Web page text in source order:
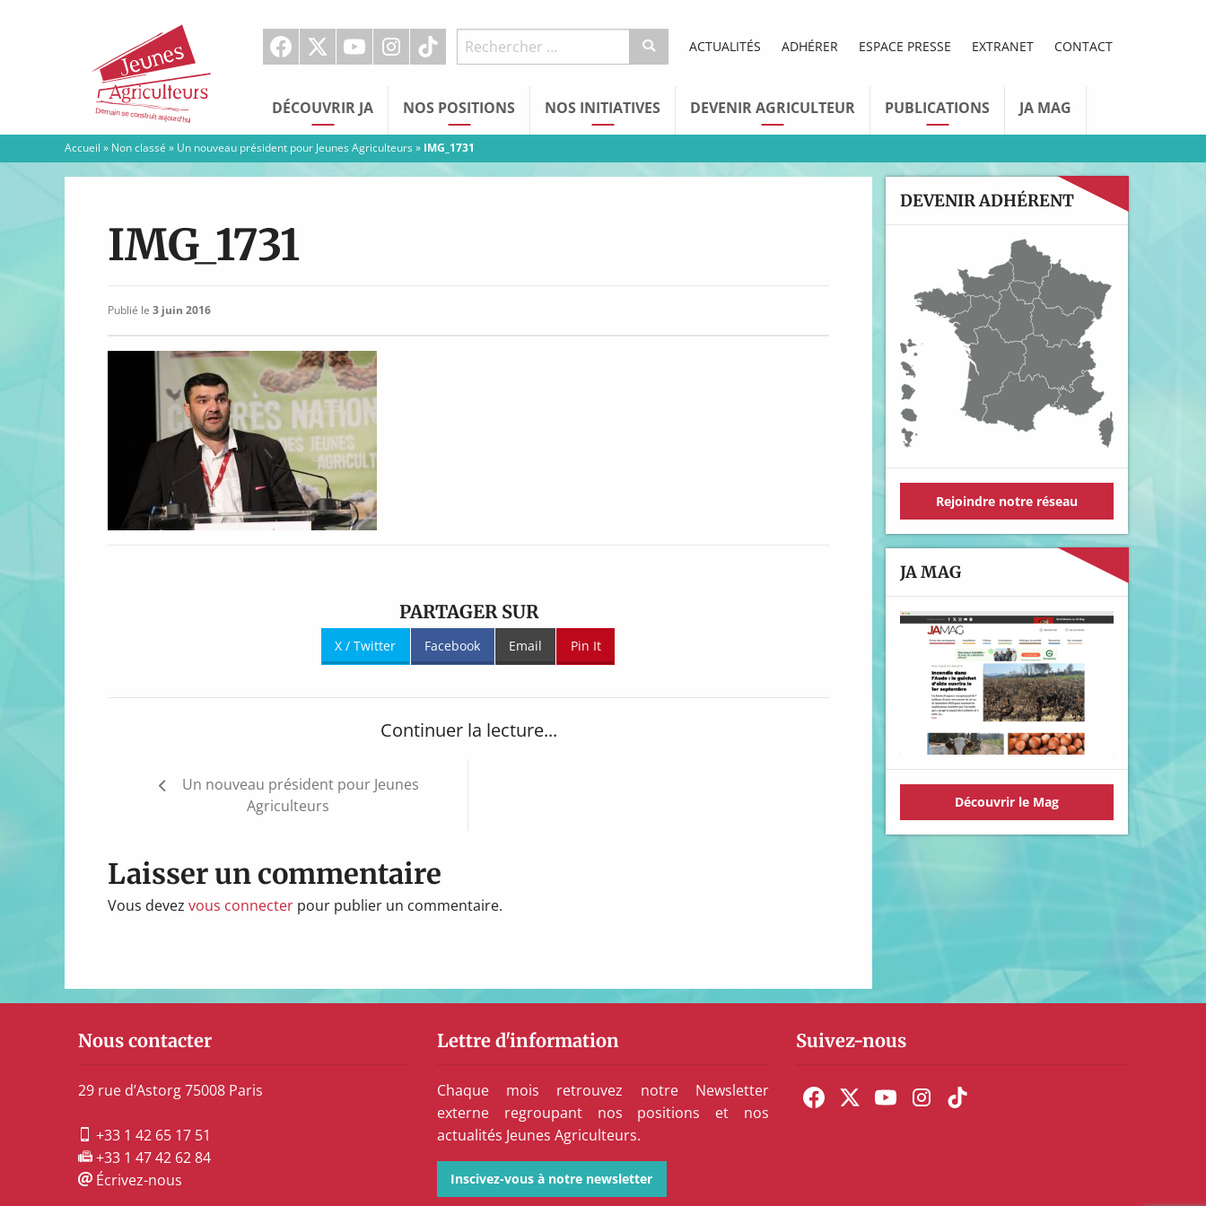
Agriculteurs
ACTUALITÉS ADHÉRER ESPACE PRESSE EXTRANET CONTACT
DÉCOUVRIR JA NOS POSITIONS NOS INITIATIVES DEVENIR AGRICULTEUR PUBLICATIONS JA MAG
Accueil » Non classé » Un nouveau président pour Jeunes Agriculteurs» IMG_1731
IMG_1731
Publié le 3 juin 2016
PARTAGER SUR
X / Twitter Facebook Email Pin It
Continuer la lecture...
NavigationUn nouveau président pour Jeunes
Agriculteurs
Laisser un commentaire
Vous devez vous connecter pour publier un commentaire.
DEVENIR ADHÉRENT
Rejoindre notre réseau
JA MAG
Découvrir le Mag
Nous contacter
29 rue d’Astorg 75008 Paris
+33 1 42 65 17 51
+33 1 47 42 62 84
Écrivez-nous
Lettre d'information
Chaque mois retrouvez notre Newsletter
externe regroupant nos positions et nos
actualités Jeunes Agriculteurs.
Inscivez-vous à notre newsletter
Suivez-nous